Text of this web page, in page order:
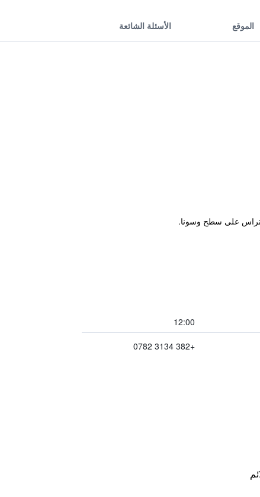
الموقع الأسئلة الشائعة
12:00
+382 3134 0782